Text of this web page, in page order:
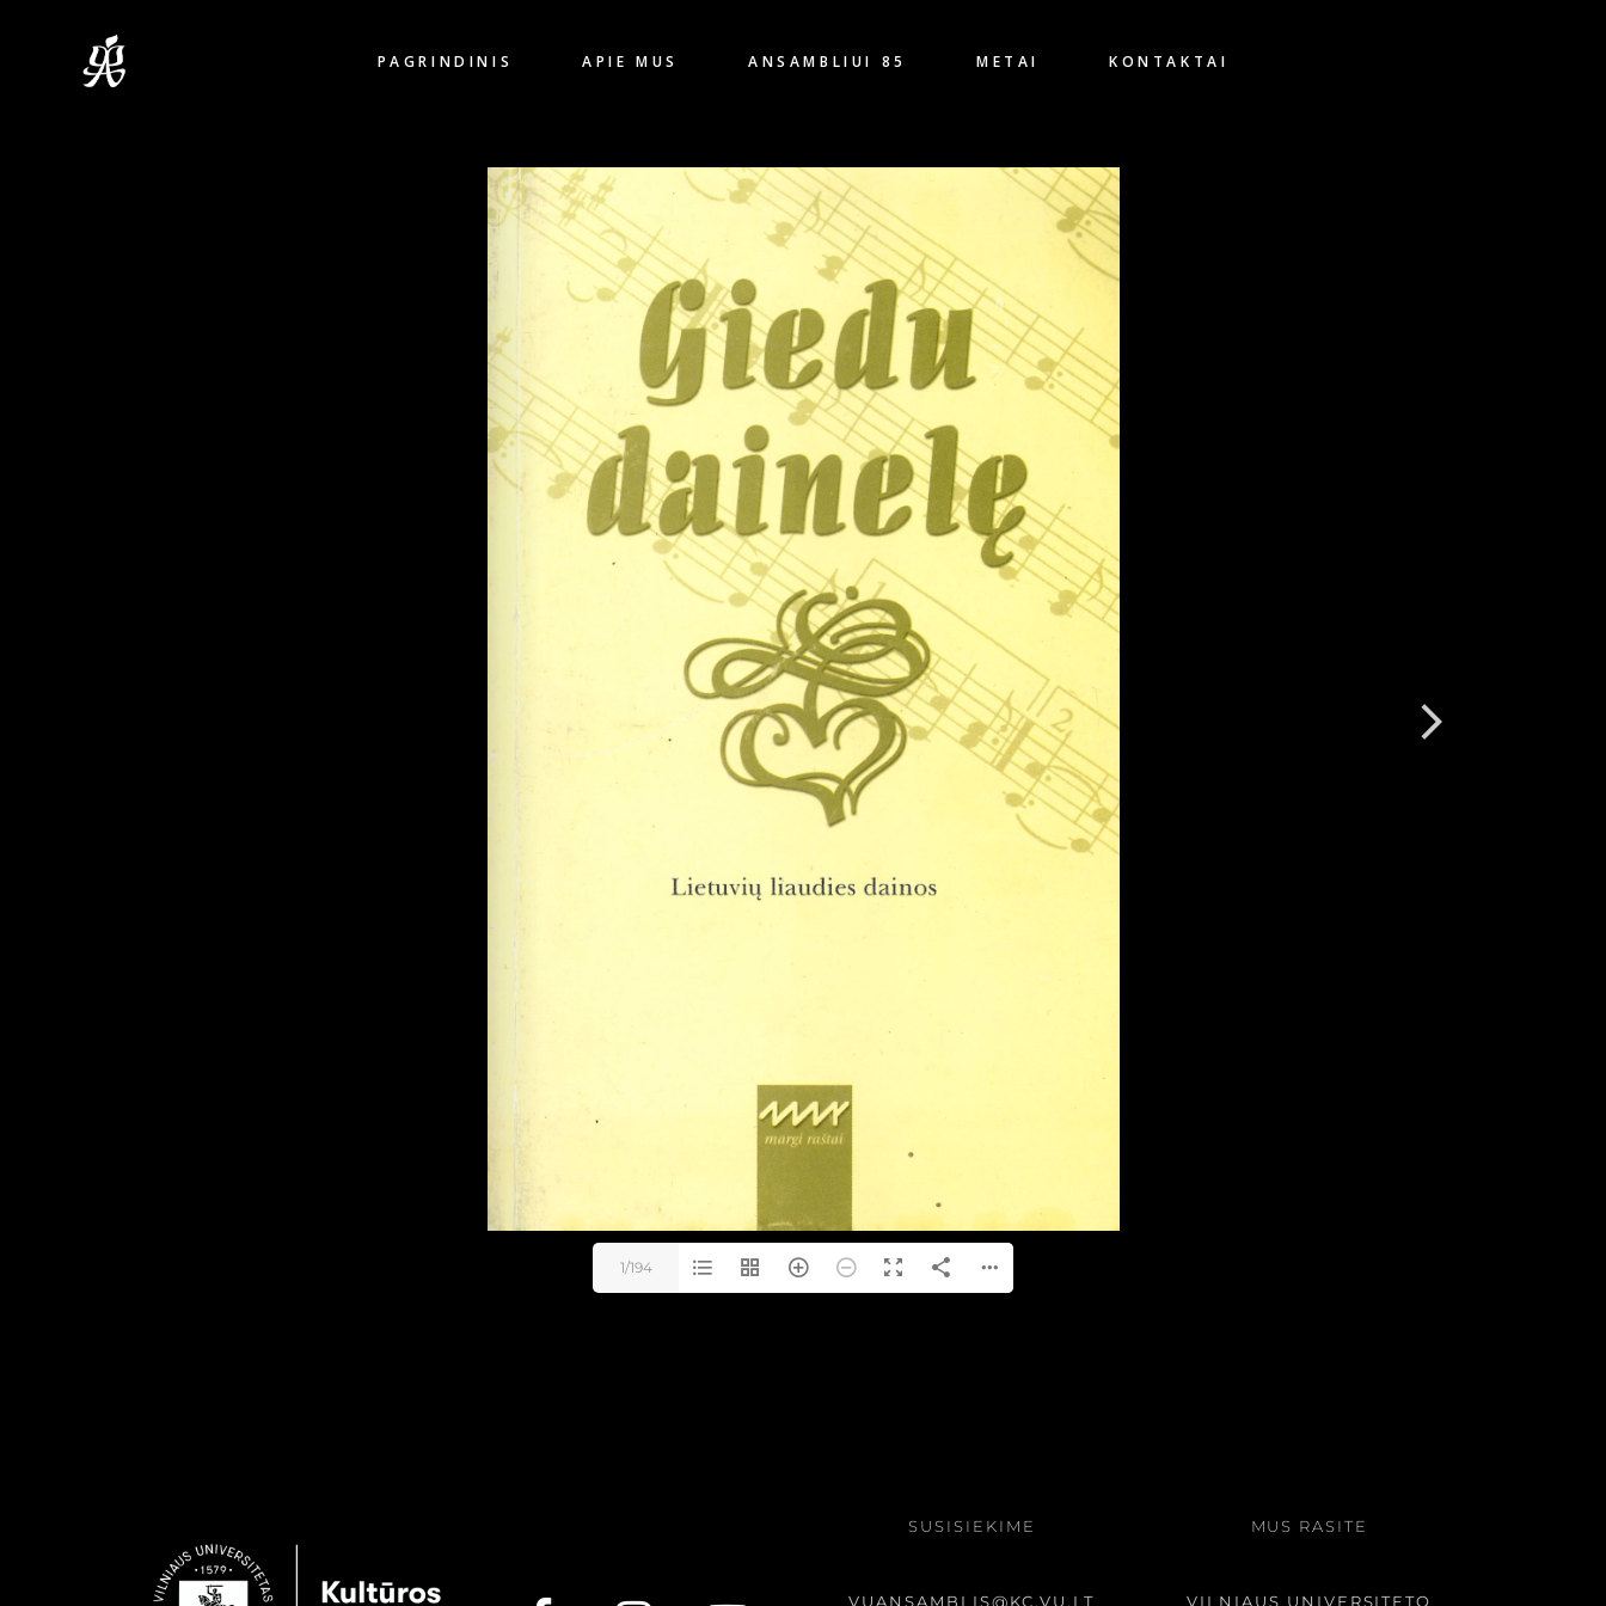
PAGRINDINIS APIE MUS ANSAMBLIUI 85 METAI KONTAKTAI
1/194
SUSISIEKIME
VUANSAMBLIS@KC.VU.LT
MUS RASITE
VILNIAUS UNIVERSITETO